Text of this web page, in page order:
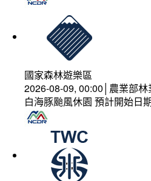
國家森林遊樂區
2026-08-09, 00:00│農業部
白海豚颱風休園 預計開始日